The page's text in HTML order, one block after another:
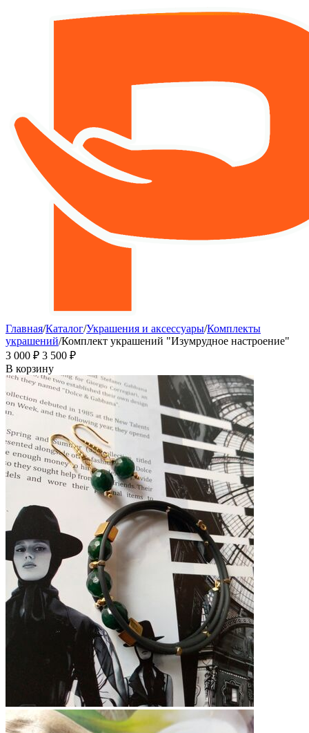
Главная/Каталог/Украшения и аксессуары/Комплекты
украшений/Комплект украшений "Изумрудное настроение"
3 000 ₽ 3 500 ₽
В корзину